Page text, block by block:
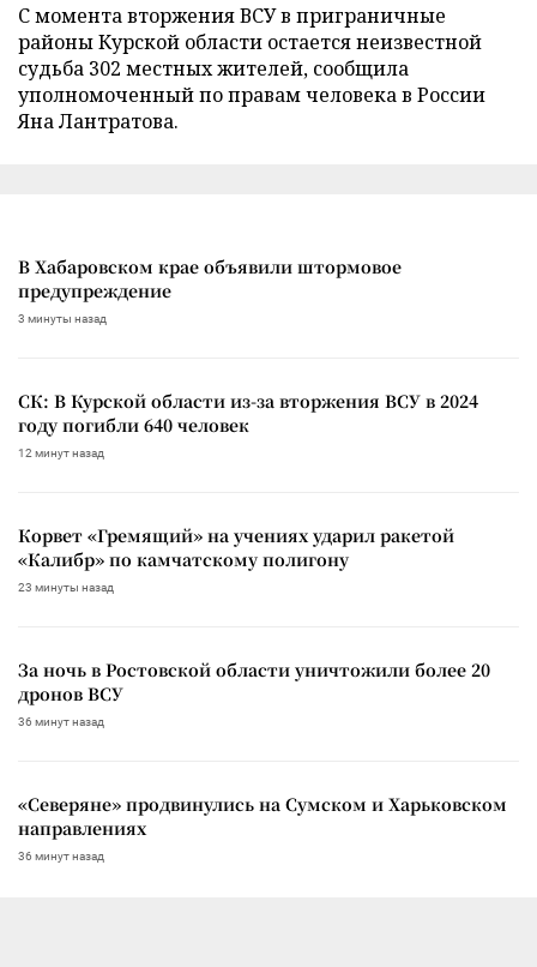
С момента вторжения ВСУ в приграничные
районы Курской области остается неизвестной
судьба 302 местных жителей, сообщила
уполномоченный по правам человека в России
Яна Лантратова.
В Хабаровском крае объявили штормовое
предупреждение
3 минуты назад
СК: В Курской области из-за вторжения ВСУ в 2024
году погибли 640 человек
12 минут назад
Корвет «Гремящий» на учениях ударил ракетой
«Калибр» по камчатскому полигону
23 минуты назад
За ночь в Ростовской области уничтожили более 20
дронов ВСУ
36 минут назад
«Северяне» продвинулись на Сумском и Харьковском
направлениях
36 минут назад